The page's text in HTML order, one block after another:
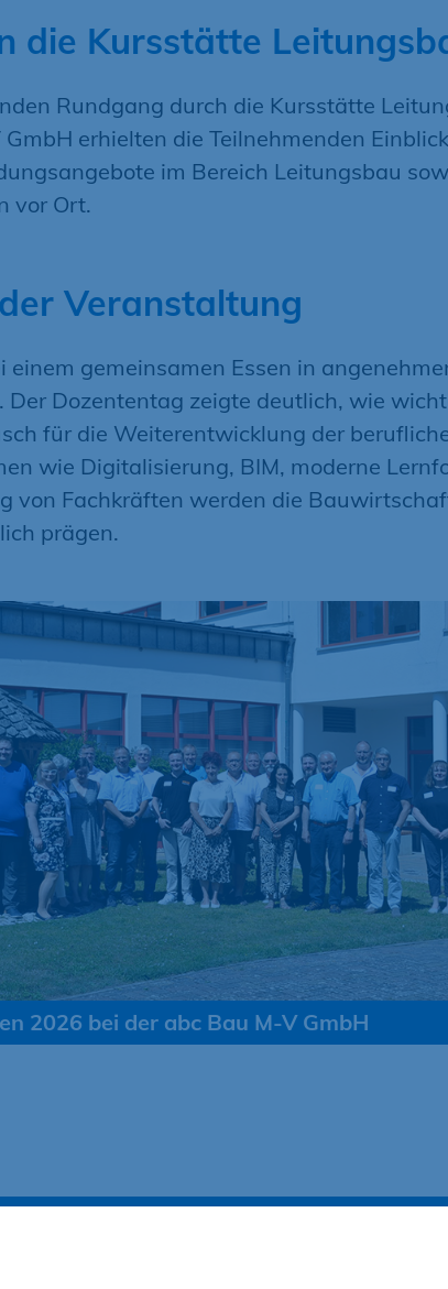
die Kursstätte
Rundgang durch die Kursstätte
erhielten die Teilnehmenden
im Bereich Leitungsbau
vor Ort.
Veranstaltung
einem gemeinsamen Essen in
Der Dozententag zeigte deutlich, wie
für die Weiterentwicklung der
wie Digitalisierung, BIM, moderne
von Fachkräften werden die
prägen.
2026 bei der abc Bau M-V GmbH